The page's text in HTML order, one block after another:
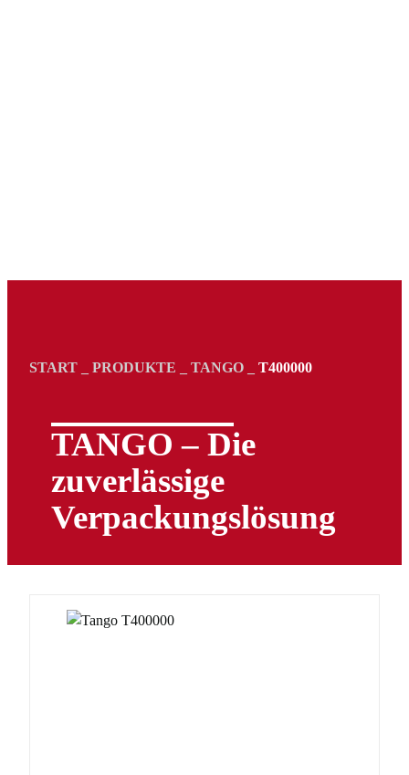
START PRODUKTE TANGO T400000
TANGO – Die
zuverlässige
Verpackungs­lösung